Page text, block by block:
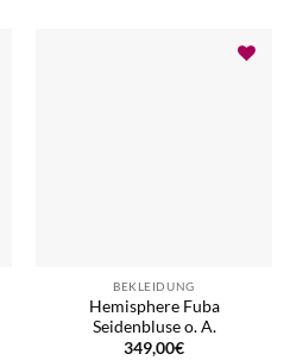
BEKLEIDUNG
Hemisphere Fuba
Seidenbluse o. A.
349,00€